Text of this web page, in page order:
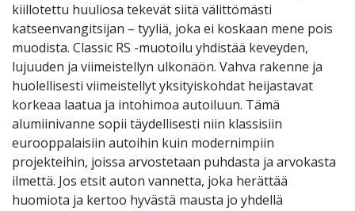
kiillotettu huuliosa tekevät siitä välittömästi
katseenvangitsijan – tyyliä, joka ei koskaan mene pois
muodista. Classic RS -muotoilu yhdistää keveyden,
lujuuden ja viimeistellyn ulkonäön. Vahva rakenne ja
huolellisesti viimeistellyt yksityiskohdat heijastavat
korkeaa laatua ja intohimoa autoiluun. Tämä
alumiinivanne sopii täydellisesti niin klassisiin
eurooppalaisiin autoihin kuin modernimpiin
projekteihin, joissa arvostetaan puhdasta ja arvokasta
ilmettä. Jos etsit auton vannetta, joka herättää
huomiota ja kertoo hyvästä mausta jo yhdellä